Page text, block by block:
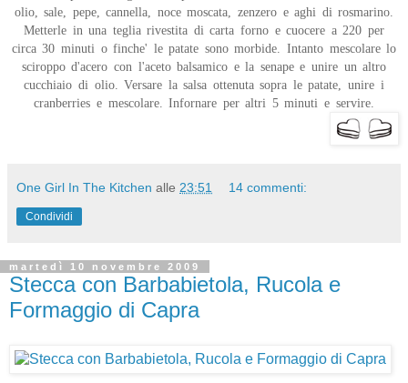
olio, sale, pepe, cannella, noce moscata, zenzero e aghi di rosmarino.
Metterle in una teglia rivestita di carta forno e cuocere a 220 per
circa 30 minuti o finche' le patate sono morbide. Intanto mescolare lo
sciroppo d'acero con l'aceto balsamico e la senape e unire un altro
cucchiaio di olio. Versare la salsa ottenuta sopra le patate, unire i
cranberries e mescolare. Infornare per altri 5 minuti e servire.
One Girl In The Kitchen alle 23:51 14 commenti:
Condividi
martedì 10 novembre 2009
Stecca con Barbabietola, Rucola e
Formaggio di Capra